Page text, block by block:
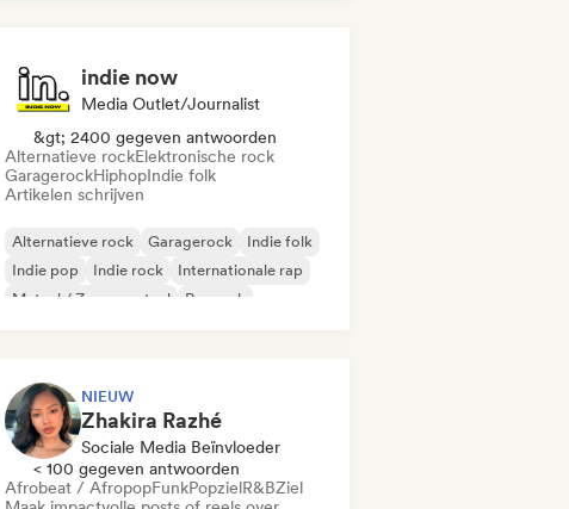
indie now
Media Outlet/Journalist
&gt; 2400 gegeven antwoorden
Alternatieve rockElektronische rock
GaragerockHiphopIndie folk
Artikelen schrijven
Alternatieve rock Garagerock
Indie folk
Indie pop
Indie rock
Internationale rap
Metaal / Zwaar metaal
Poprock
NIEUW
Zhakira Razhé
Sociale Media Beïnvloeder
< 100 gegeven antwoorden
Afrobeat / AfropopFunkPopzielR&BZiel